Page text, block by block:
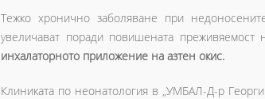
Тежко хронично заболяване при
увеличават поради повишената
инхалаторното приложение на азтен окис.
Клиниката по неонатология в „УМБАЛ-Д-р